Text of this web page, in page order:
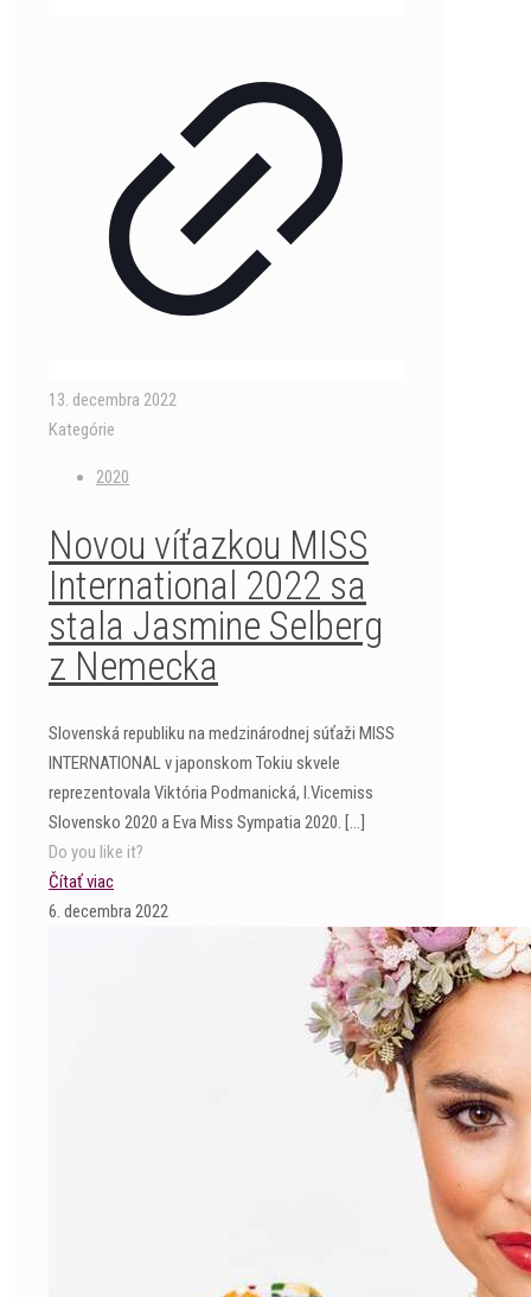
13. decembra 2022
Kategórie
2020
Novou víťazkou MISS
International 2022 sa
stala Jasmine Selberg
z Nemecka
Slovenská republiku na medzinárodnej súťaži MISS
INTERNATIONAL v japonskom Tokiu skvele
reprezentovala Viktória Podmanická, I.Vicemiss
Slovensko 2020 a Eva Miss Sympatia 2020. […]
Do you like it?
Čítať viac
6. decembra 2022